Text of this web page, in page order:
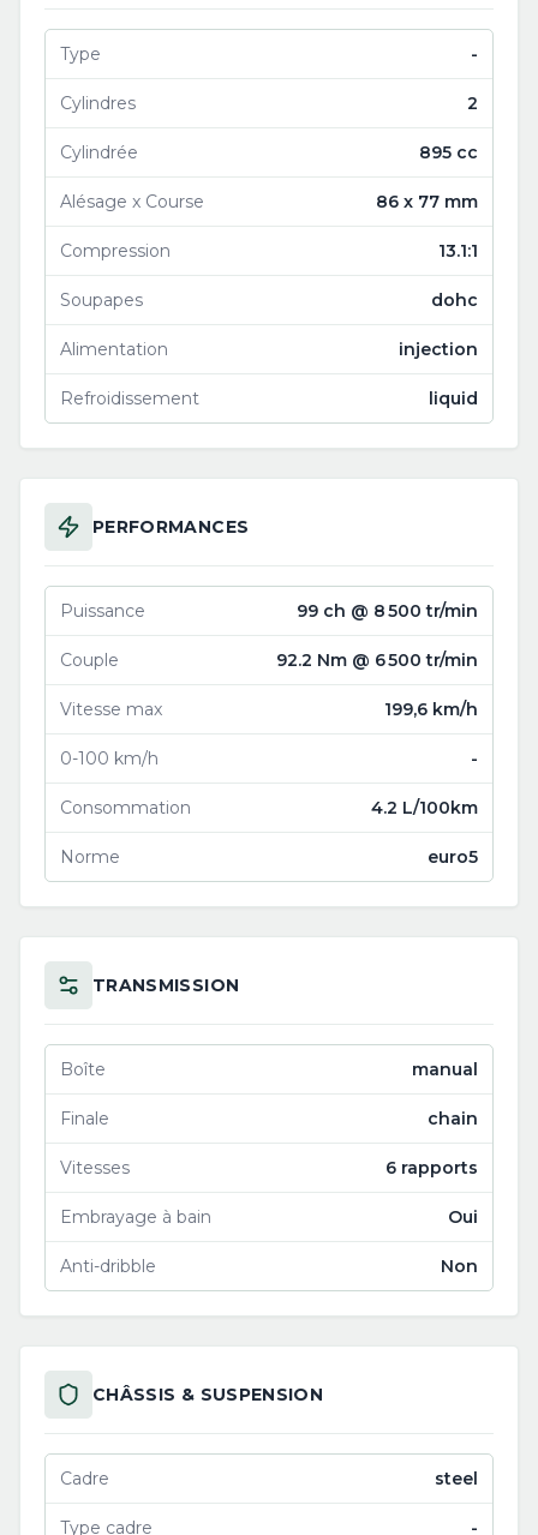
Type -
Cylindres 2
Cylindrée 895 cc
Alésage x Course 86 x 77 mm
Compression 13.1:1
Soupapes dohc
Alimentation injection
Refroidissement liquid
PERFORMANCES
Puissance 99 ch @ 8 500 tr/min
Couple 92.2 Nm @ 6 500 tr/min
Vitesse max 199,6 km/h
0-100 km/h -
Consommation 4.2 L/100km
Norme euro5
TRANSMISSION
Boîte manual
Finale chain
Vitesses 6 rapports
Embrayage à bain Oui
Anti-dribble Non
CHÂSSIS & SUSPENSION
Cadre steel
Type cadre -